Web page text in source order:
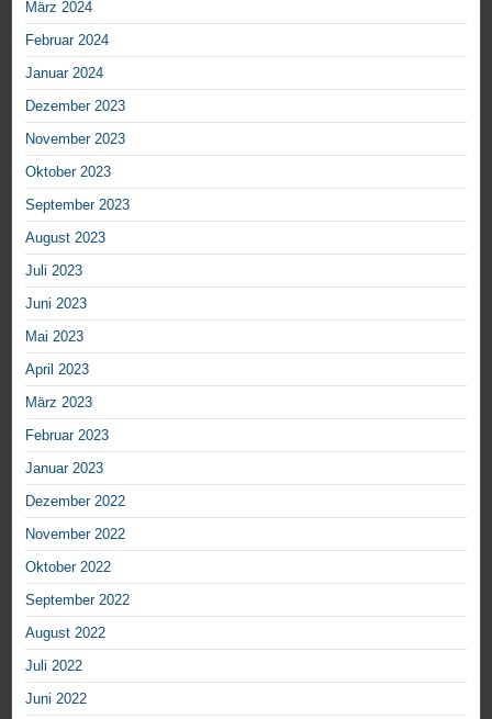
März 2024
Februar 2024
Januar 2024
Dezember 2023
November 2023
Oktober 2023
September 2023
August 2023
Juli 2023
Juni 2023
Mai 2023
April 2023
März 2023
Februar 2023
Januar 2023
Dezember 2022
November 2022
Oktober 2022
September 2022
August 2022
Juli 2022
Juni 2022